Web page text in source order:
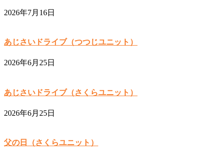
2026年7月16日
あじさいドライブ（つつじユニット）
2026年6月25日
あじさいドライブ（さくらユニット）
2026年6月25日
父の日（さくらユニット）